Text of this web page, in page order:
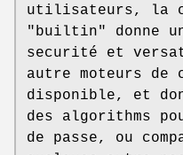
utilisateurs, la
"builtin" donne
securité et
autre moteurs de
disponible, et
des algorithms
de passe, ou